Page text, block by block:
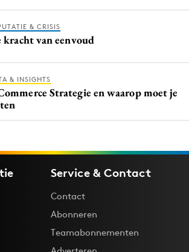
& CRISIS
kracht van eenvoud
& INSIGHTS
Strategie en waarop moet je
Service & Contact
Contact
Abonneren
Teamabonnementen